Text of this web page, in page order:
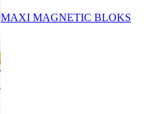
MAXI MAGNETIC BLOKS